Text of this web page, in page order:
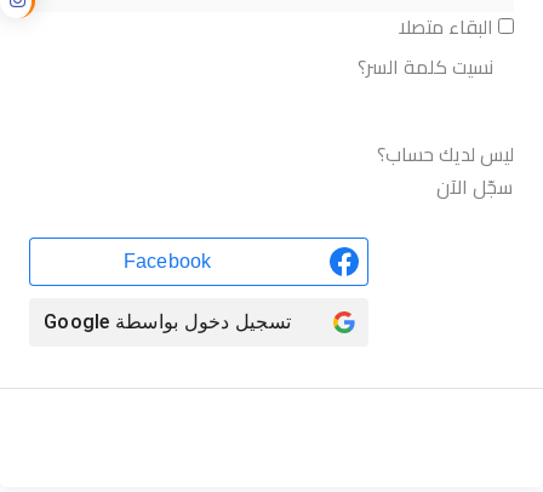
البقاء متصلا
نسيت كلمة السر؟
ليس لديك حساب؟
سجّل الآن
Facebook
تسجيل دخول بواسطة Google